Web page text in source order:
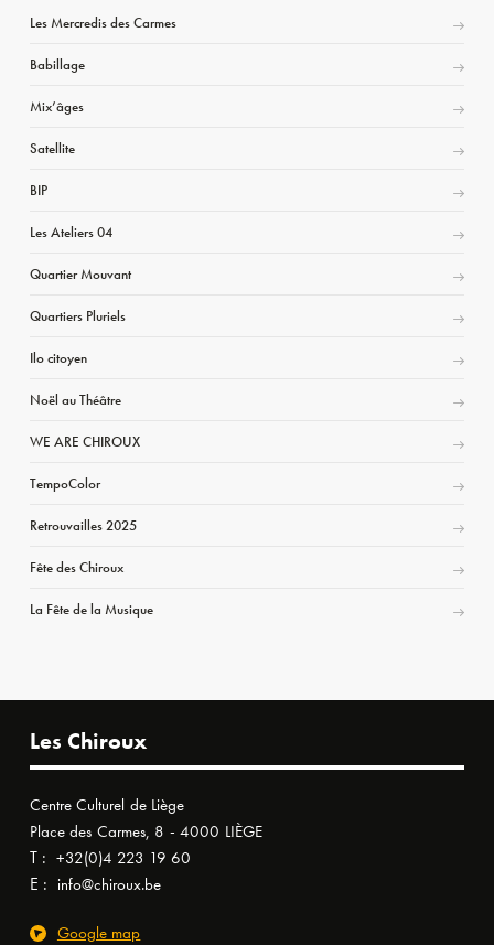
Les Mercredis des Carmes
Babillage
Mix’âges
Satellite
BIP
Les Ateliers 04
Quartier Mouvant
Quartiers Pluriels
Ilo citoyen
Noël au Théâtre
WE ARE CHIROUX
TempoColor
Retrouvailles 2025
Fête des Chiroux
La Fête de la Musique
Les Chiroux
Centre Culturel de Liège
Place des Carmes, 8 - 4000 LIÈGE
T : +32(0)4 223 19 60
E : info@chiroux.be
Google map